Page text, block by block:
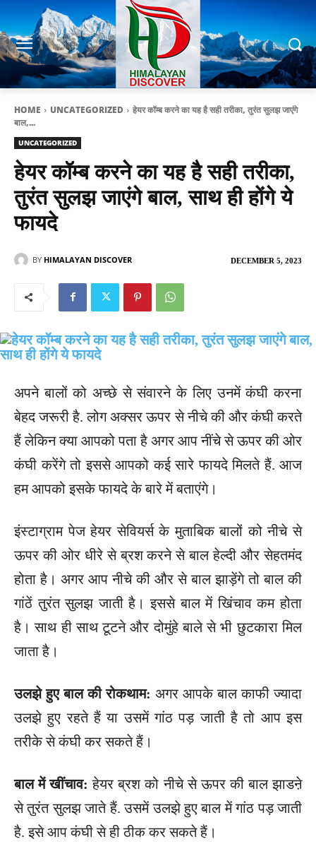
HOME UNCATEGORIZED
हेयर कॉम्ब करने का यह है सही तरीका, तुरंत सुलझ जाएंगे
बाल,...
UNCATEGORIZED
हेयर कॉम्ब करने का यह है सही तरीका,
तुरंत सुलझ जाएंगे बाल, साथ ही होंगे ये
फायदे
DECEMBER 5, 2023
BY HIMALAYAN DISCOVER
अपने बालों को अच्छे से संवारने के लिए उनमें कंघी करना
बेहद जरूरी है. लोग अक्सर ऊपर से नीचे की और कंघी करते
हैं लेकिन क्या आपको पता है अगर आप नींचे से ऊपर की ओर
कंघी करेंगे तो इससे आपको कई सारे फायदे मिलते हैं. आज
हम आपको इसके फायदे के बारे में बताएंगे।
इंस्टाग्राम पेज हेयर सेवियर्स के मुताबिक बालों को नीचे से
ऊपर की ओर धीरे से ब्रश करने से बाल हेल्दी और सेहतमंद
होता है। अगर आप नीचे की और से बाल झाड़ेंगे तो बाल की
गांठें तुरंत सुलझ जाती है। इससे बाल में खिंचाव कम होता
है। साथ ही साथ टूटने और दोमुंहे बाले से भी छुटकारा मिल
जाता है।
उलझे हुए बाल की रोकथाम: अगर आपके बाल काफी ज्यादा
उलझे हुए रहते हैं या उसमें गांठ पड़ जाती है तो आप इस
तरीके से कंघी कर सकते हैं।
बाल में खींचाव:हेयर ब्रश को नीचे से ऊपर की बाल झाडऩे
से तुरंत सुलझ जाते हैं. उसमें उलझे हुए बाल में गांठ पड़ जाती
है. इसे आप कंघी से ही ठीक कर सकते हैं।